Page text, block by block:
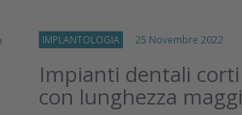
IMPLANTOLOGIA 25 Novembre 2022
Impianti dentali
con lunghezza